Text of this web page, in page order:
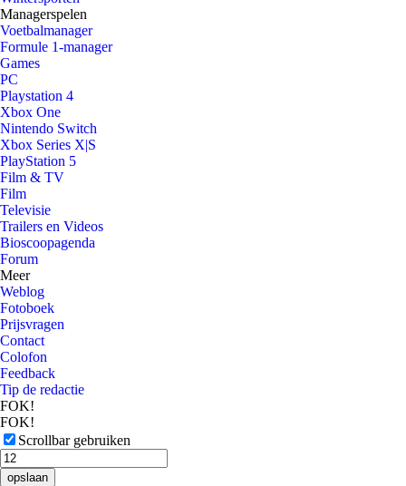
Managerspelen
Voetbalmanager
Formule 1-manager
Games
PC
Playstation 4
Xbox One
Nintendo Switch
Xbox Series X|S
PlayStation 5
Film & TV
Film
Televisie
Trailers en Videos
Bioscoopagenda
Forum
Meer
Weblog
Fotoboek
Prijsvragen
Contact
Colofon
Feedback
Tip de redactie
FOK!
FOK!
Scrollbar gebruiken
opslaan